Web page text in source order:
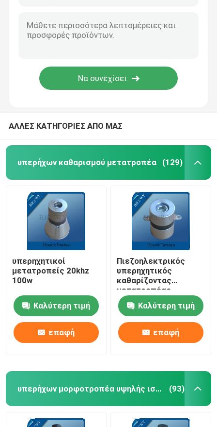
Υπερηχητικός σωληνοειδής μετατροπέας
ΑΛΛΕΣ ΚΑΤΗΓΟΡΙΕΣ ΑΠΟ ΜΑΣ
υπερήχων καθαρισμού μετατροπέα (129)
υπερηχητικοί
μετατροπείς 20khz
100w
Καλύτερη τιμή
επαφή
Πιεζοηλεκτρικός
υπερηχητικός
καθαρίζοντας
μετατροπέας
Καλύτερη τιμή
επαφή
υπερήχων μορφοτροπέα υψηλής ισχύος (93)